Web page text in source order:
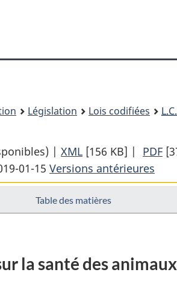
principal
À
site
version
Législation Lois codifiées L.C.
| XML Texte
complet
:
Loi
des
[156 KB] | PDF
:
des
01-15 Versions antérieures
Table des matières
la santé des animaux